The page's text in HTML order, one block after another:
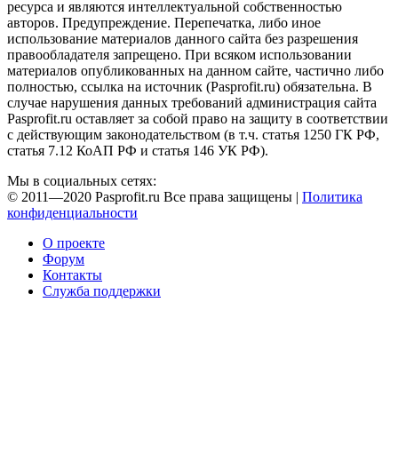
ресурса и являются интеллектуальной собственностью
авторов. Предупреждение. Перепечатка, либо иное
использование материалов данного сайта без разрешения
правообладателя запрещено. При всяком использовании
материалов опубликованных на данном сайте, частично либо
полностью, ссылка на источник (Pasprofit.ru) обязательна. В
случае нарушения данных требований администрация сайта
Pasprofit.ru оставляет за собой право на защиту в соответствии
с действующим законодательством (в т.ч. статья 1250 ГК РФ,
статья 7.12 КоАП РФ и статья 146 УК РФ).
Мы в социальных сетях:
© 2011—2020 Pasprofit.ru Все права защищены | Политика
конфиденциальности
О проекте
Форум
Контакты
Служба поддержки